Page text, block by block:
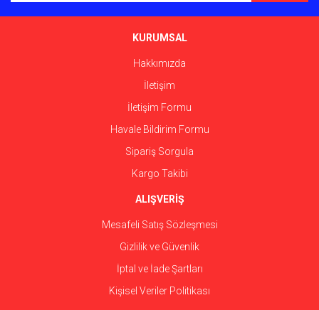
KURUMSAL
Hakkımızda
İletişim
İletişim Formu
Havale Bildirim Formu
Sipariş Sorgula
Kargo Takibi
ALIŞVERİŞ
Mesafeli Satış Sözleşmesi
Gizlilik ve Güvenlik
İptal ve İade Şartları
Kişisel Veriler Politikası